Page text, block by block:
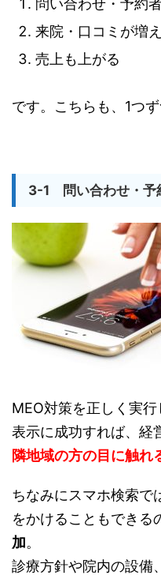
来院・口コミが増
売上も上がる
です。こちらも、1つ
3-1 問い合わせ・予
MEO対策を正しく実
表示に成功すれば、経
隣地域の方の目に触れ
ちなみにスマホ検索で
をかけることもできる
加。
診療方針や院内の設備